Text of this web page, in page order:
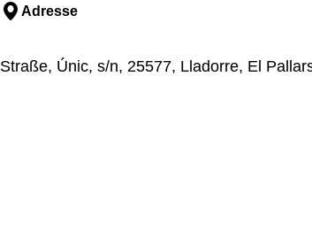
Adresse
Straße, Únic, s/n, 25577, Lladorre, El